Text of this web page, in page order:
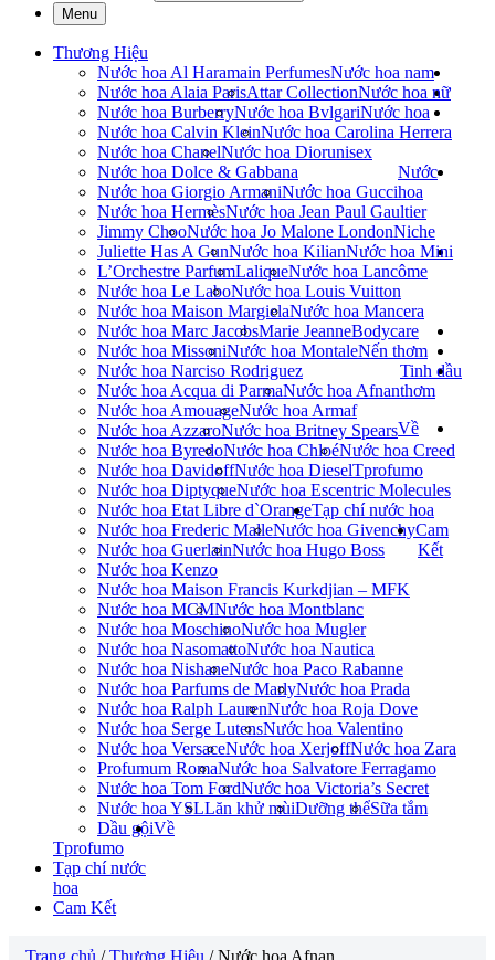
Menu
Thương Hiệu
Nước hoa Al Haramain Perfumes
Nước hoa Alaia ParisAttar Collection
Nước hoa BurberryNước hoa Bvlgari
Nước hoa Calvin KleinNước hoa Carolina Herrera
Nước hoa ChanelNước hoa Dior
Nước hoa Dolce & Gabbana
Nước hoa Giorgio ArmaniNước hoa Gucci
Nước hoa HermèsNước hoa Jean Paul Gaultier
Jimmy ChooNước hoa Jo Malone London
Juliette Has A GunNước hoa Kilian
L’Orchestre ParfumLaliqueNước hoa Lancôme
Nước hoa Le LaboNước hoa Louis Vuitton
Nước hoa Maison MargielaNước hoa Mancera
Nước hoa Marc JacobsMarie Jeanne
Nước hoa MissoniNước hoa Montale
Nước hoa Narciso Rodriguez
Nước hoa Acqua di ParmaNước hoa Afnan
Nước hoa AmouageNước hoa Armaf
Nước hoa AzzaroNước hoa Britney Spears
Nước hoa ByredoNước hoa ChloéNước hoa Creed
Nước hoa DavidoffNước hoa Diesel
Nước hoa DiptyqueNước hoa Escentric Molecules
Nước hoa Etat Libre d`Orange
Nước hoa Frederic MalleNước hoa Givenchy
Nước hoa GuerlainNước hoa Hugo Boss
Nước hoa Kenzo
Nước hoa Maison Francis Kurkdjian – MFK
Nước hoa MCMNước hoa Montblanc
Nước hoa MoschinoNước hoa Mugler
Nước hoa NasomattoNước hoa Nautica
Nước hoa NishaneNước hoa Paco Rabanne
Nước hoa Parfums de MarlyNước hoa Prada
Nước hoa Ralph LaurenNước hoa Roja Dove
Nước hoa Serge LutensNước hoa Valentino
Nước hoa VersaceNước hoa XerjoffNước hoa Zara
Profumum RomaNước hoa Salvatore Ferragamo
Nước hoa Tom FordNước hoa Victoria’s Secret
Nước hoa YSL
Nước hoa nam
Nước hoa nữ
Nước hoa
unisex
Nước
hoa
Niche
Nước hoa Mini
Bodycare
Lăn khử mùiDưỡng thểSữa tắm
Dầu gội
Nến thơm
Tinh dầu
thơm
Về
Tprofumo
Tạp chí nước hoa
Cam
Kết
Về
Tprofumo
Tạp chí nước
hoa
Cam Kết
Trang chủ /Thương Hiệu / Nước hoa Afnan